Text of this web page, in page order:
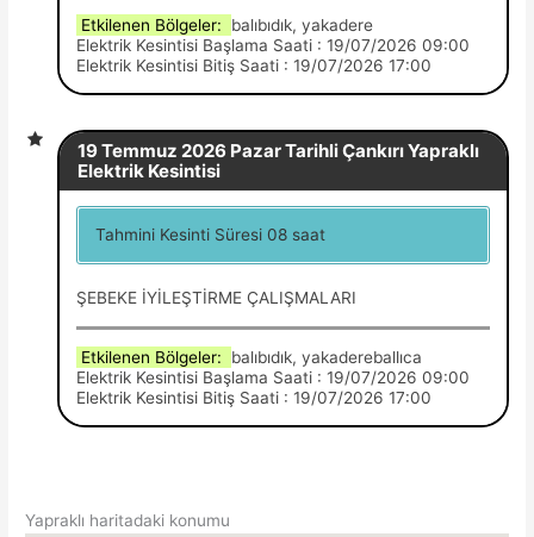
Etkilenen Bölgeler: balıbıdık, yakadere
Elektrik Kesintisi Başlama Saati : 19/07/2026 09:00
Elektrik Kesintisi Bitiş Saati : 19/07/2026 17:00
19 Temmuz 2026 Pazar Tarihli Çankırı Yapraklı
Elektrik Kesintisi
Tahmini Kesinti Süresi 08 saat
ŞEBEKE İYİLEŞTİRME ÇALIŞMALARI
Etkilenen Bölgeler: balıbıdık, yakadereballıca
Elektrik Kesintisi Başlama Saati : 19/07/2026 09:00
Elektrik Kesintisi Bitiş Saati : 19/07/2026 17:00
Yapraklı haritadaki konumu